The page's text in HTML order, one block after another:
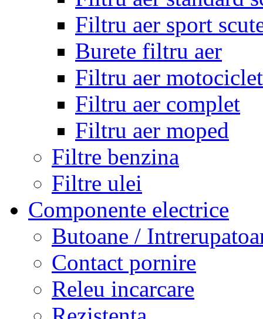
Filtru aer sport
Burete filtru aer
Filtru aer
Filtru aer complet
Filtru aer moped
Filtre benzina
Filtre ulei
Componente electrice
Butoane /
Contact pornire
Releu incarcare